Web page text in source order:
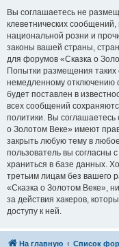
Вы соглашаетесь не
клеветнических
национальной розни и
законы вашей страны,
для форумов «Сказка о
Попытки размещения
немедленному отключению
будет поставлен в
всех сообщений
политики. Вы
о Золотом Веке» имеют
закрыть любую тему в
пользователь вы согласны
храниться в базе данных.
третьим лицам без вашего
«Сказка о Золотом Веке»,
за действия хакеров,
доступу к ней.
На главную Список